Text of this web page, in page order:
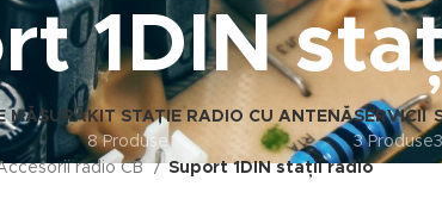
1DIN
MĂSURĂKIT STAȚIE RADIO CU ANTENĂ
8 Produse
SERVICII
3 Produse
radio CB Suport 1DIN stații radio